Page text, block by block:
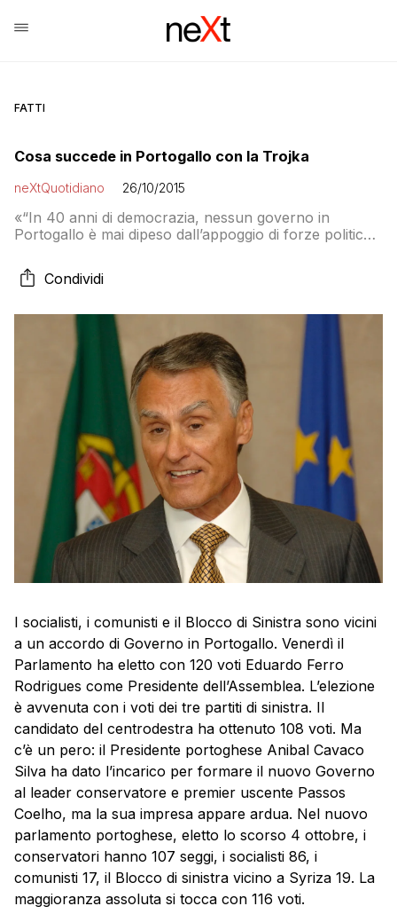
FATTI
Cosa succede in Portogallo con la Trojka
neXtQuotidiano 26/10/2015
«“In 40 anni di democrazia, nessun governo in
Portogallo è mai dipeso dall’appoggio di forze politiche
abrogare il Trattato di Lisbona, il Fiscal Compact, il
Patto di crescita e di stabilità, lo smantellamento
dall’Euro», dice il presidente che dà l’incarico di
formare il governo a chi ha perso le elezioni
Condividi
I socialisti, i comunisti e il Blocco di Sinistra sono vicini
a un accordo di Governo in Portogallo. Venerdì il
Parlamento ha eletto con 120 voti Eduardo Ferro
Rodrigues come Presidente dell’Assemblea. L’elezione
è avvenuta con i voti dei tre partiti di sinistra. Il
candidato del centrodestra ha ottenuto 108 voti. Ma
c’è un pero: il Presidente portoghese Anibal Cavaco
Silva ha dato l’incarico per formare il nuovo Governo
al leader conservatore e premier uscente Passos
Coelho, ma la sua impresa appare ardua. Nel nuovo
parlamento portoghese, eletto lo scorso 4 ottobre, i
conservatori hanno 107 seggi, i socialisti 86, i
comunisti 17, il Blocco di sinistra vicino a Syriza 19. La
maggioranza assoluta si tocca con 116 voti.